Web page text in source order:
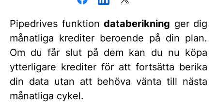
Pipedrives funktion databerikning ger dig
månatliga krediter beroende på din plan.
Om du får slut på dem kan du nu köpa
ytterligare krediter för att fortsätta berika
din data utan att behöva vänta till nästa
månatliga cykel.